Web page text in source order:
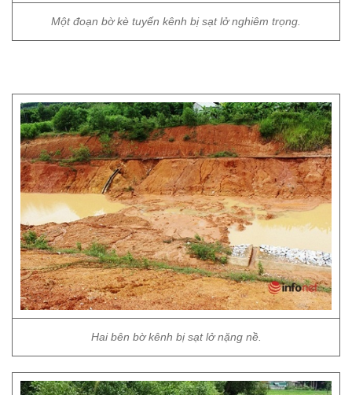
Một đoạn bờ kè tuyến kênh bị sạt lở nghiêm trọng.
Hai bên bờ kênh bị sạt lở nặng nề.